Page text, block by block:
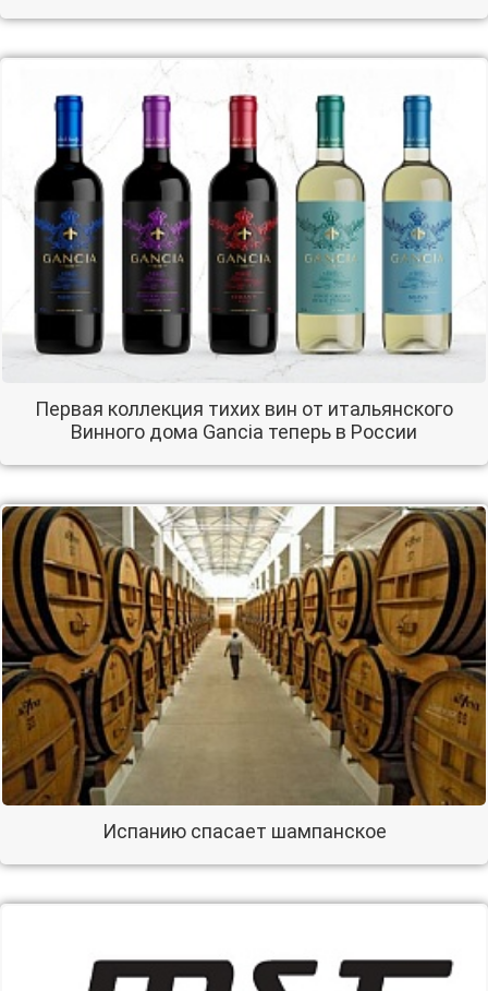
Первая коллекция тихих вин от итальянского
Винного дома Gancia теперь в России
Испанию спасает шампанское